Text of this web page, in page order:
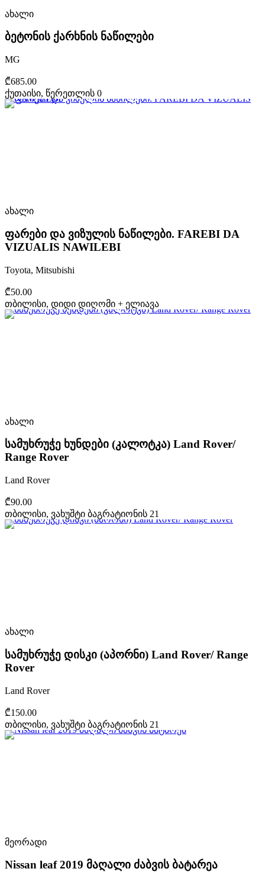
ახალი
ბეტონის ქარხნის ნაწილები
MG
₾685.00
ქუთაისი, წერეთლის 0
ახალი
ფარები და ვიზულის ნაწილები. FAREBI DA
VIZUALIS NAWILEBI
Toyota, Mitsubishi
₾50.00
თბილისი, დიდი დიღომი + ელიავა
ახალი
სამუხრუჭე ხუნდები (კალოტკა) Land Rover/
Range Rover
Land Rover
₾90.00
თბილისი, ვახუშტი ბაგრატიონის 21
ახალი
სამუხრუჭე დისკი (აპორნი) Land Rover/ Range
Rover
Land Rover
₾150.00
თბილისი, ვახუშტი ბაგრატიონის 21
მეორადი
Nissan leaf 2019 მაღალი ძაბვის ბატარეა